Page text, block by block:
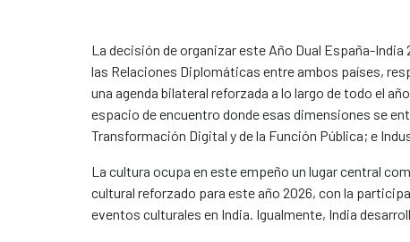
La decisión de organizar este Año Dual España-India
las Relaciones Diplomáticas entre ambos países,
una agenda bilateral reforzada a lo largo de todo el
espacio de encuentro donde esas dimensiones se
Transformación Digital y de la Función Pública; e
La cultura ocupa en este empeño un lugar central
cultural reforzado para este año 2026, con la
eventos culturales en India. Igualmente, India